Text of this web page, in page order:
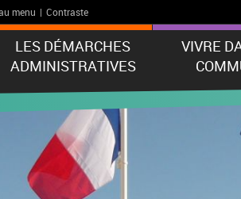
menu | Contraste
LES DÉMARCHES
ADMINISTRATIVES
VIVRE